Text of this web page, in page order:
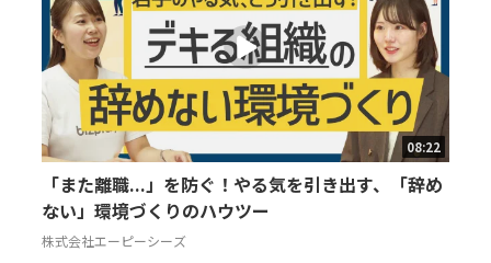
08:22
「また離職...」を防ぐ！やる気を引き出す、「辞め
ない」環境づくりのハウツー
株式会社エーピーシーズ